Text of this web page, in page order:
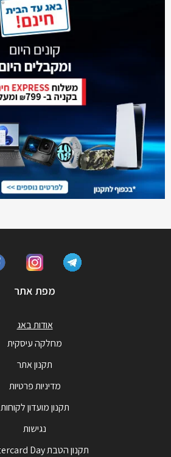
מפת אתר
אודות באג
מחלקה עיסקית
תקנון אתר
מדיניות פרטיות
תקנון מועדון לקוחות
נגישות
תקנון הטבת Mastercard Day